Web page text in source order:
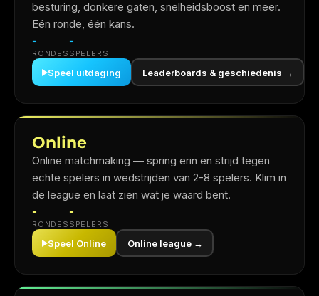
SNELHEID
besturing, donkere gaten, snelheidsboost en meer.
Eén ronde, één kans.
-
RONDES
-
SPELERS
Speel uitdaging Leaderboards & geschiedenis →
Online
Online matchmaking — spring erin en strijd tegen
echte spelers in wedstrijden van 2-8 spelers. Klim in
de league en laat zien wat je waard bent.
-
RONDES
-
SPELERS
Speel Online Online league →